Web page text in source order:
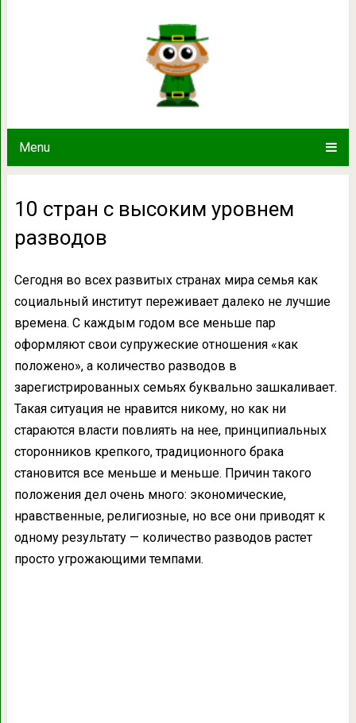
Menu
10 стран с высоким
10 стран с высоким уровнем
разводов
Сегодня во всех развитых странах мира семья как
социальный институт переживает далеко не лучшие
времена. С каждым годом все меньше пар
оформляют свои супружеские отношения «как
положено», а количество разводов в
зарегистрированных семьях буквально зашкаливает.
Такая ситуация не нравится никому, но как ни
стараются власти повлиять на нее, принципиальных
сторонников крепкого, традиционного брака
становится все меньше и меньше. Причин такого
положения дел очень много: экономические,
нравственные, религиозные, но все они приводят к
одному результату — количество разводов растет
просто угрожающими темпами.